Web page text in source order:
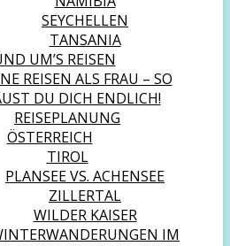
SEYCHELLEN
TANSANIA
UM’S REISEN
REISEN ALS FRAU – SO
DU DICH ENDLICH!
REISEPLANUNG
ÖSTERREICH
TIROL
PLANSEE VS. ACHENSEE
ZILLERTAL
WILDER KAISER
IM